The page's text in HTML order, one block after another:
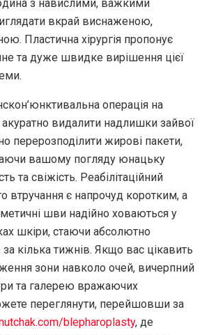
з навислими, важкими
вкрай виснаженою,
Пластична хірургія пропонує
та дуже швидке вирішення цієї
операція на
акуратно видалити надлишки зайвої
перерозподілити жирові пакети,
вашому погляду юнацьку
та свіжість. Реабілітаційний
втручання є напрочуд коротким, а
шви надійно ховаються у
шкіри, стаючи абсолютно
кілька тижнів. Якщо вас цікавить
зони навколо очей, вичерпний
та галерею вражаючих
переглянути, перейшовши за
blepharoplasty, де